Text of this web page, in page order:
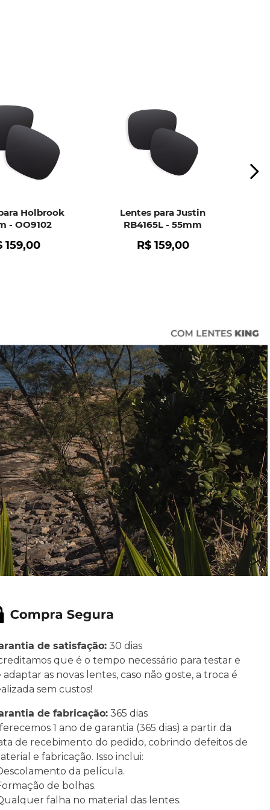
Holbrook
- OO9102
159,00
Lentes para Justin
RB4165L - 55mm
R$ 159,00
de satisfação:30 dias
que é o tempo necessário para testar e
adaptar as novas lentes, caso não goste, a troca é
sem custos!
de fabricação:365 dias
1 ano de garantia (365 dias) a partir da
de recebimento do pedido, cobrindo defeitos de
e fabricação. Isso inclui:
da película.
de bolhas.
falha no material das lentes.